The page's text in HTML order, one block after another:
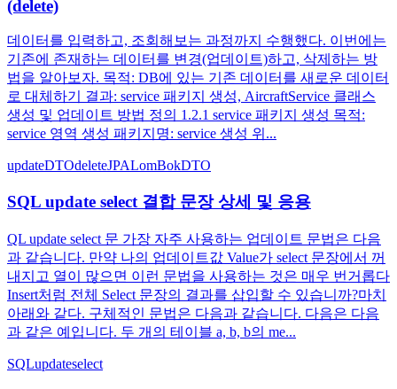
(delete)
데이터를 입력하고, 조회해보는 과정까지 수행했다. 이번에는
기존에 존재하는 데이터를 변경(업데이트)하고, 삭제하는 방
법을 알아보자. 목적: DB에 있는 기존 데이터를 새로운 데이터
로 대체하기 결과: service 패키지 생성, AircraftService 클래스
생성 및 업데이트 방법 정의 1.2.1 service 패키지 생성 목적:
service 영역 생성 패키지명: service 생성 위...
updateDTOdeleteJPALomBokDTO
SQL update select 결합 문장 상세 및 응용
QL update select 문 가장 자주 사용하는 업데이트 문법은 다음
과 같습니다. 만약 나의 업데이트값 Value가 select 문장에서 꺼
내지고 열이 많으면 이런 문법을 사용하는 것은 매우 번거롭다
Insert처럼 전체 Select 문장의 결과를 삽입할 수 있습니까?마치
아래와 같다. 구체적인 문법은 다음과 같습니다. 다음은 다음
과 같은 예입니다. 두 개의 테이블 a, b, b의 me...
SQLupdateselect